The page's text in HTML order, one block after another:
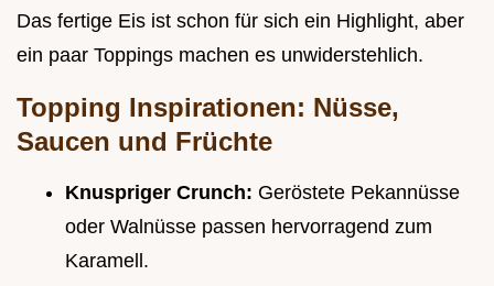
Das fertige Eis ist schon für sich ein Highlight, aber
ein paar Toppings machen es unwiderstehlich.
Topping Inspirationen: Nüsse,
Saucen und Früchte
Knuspriger Crunch: Geröstete Pekannüsse
oder Walnüsse passen hervorragend zum
Karamell.